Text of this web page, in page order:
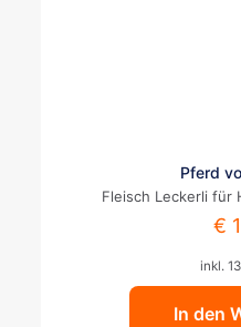
Pferd
Fleisch Leckerli für
€
inkl.
In den